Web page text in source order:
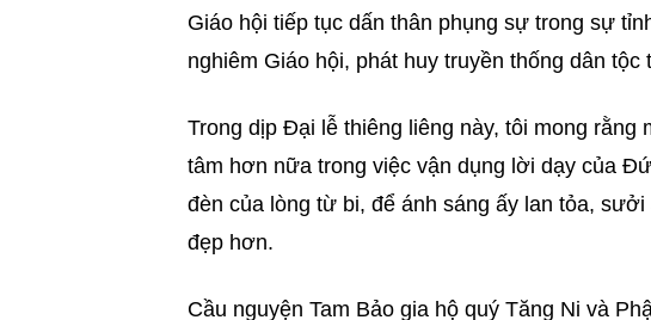
Giáo hội tiếp tục dấn thân phụng sự trong sự
nghiêm Giáo hội, phát huy truyền thống dân
Trong dịp Đại lễ thiêng liêng này, tôi mong
tâm hơn nữa trong việc vận dụng lời dạy của
đèn của lòng từ bi, để ánh sáng ấy lan tỏa,
đẹp hơn.
Cầu nguyện Tam Bảo gia hộ quý Tăng Ni và